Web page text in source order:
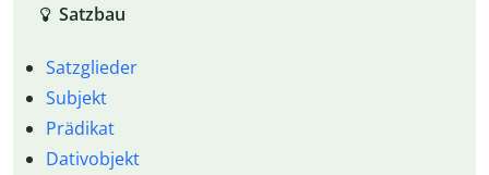
Satzbau
Satzglieder
Subjekt
Prädikat
Dativobjekt